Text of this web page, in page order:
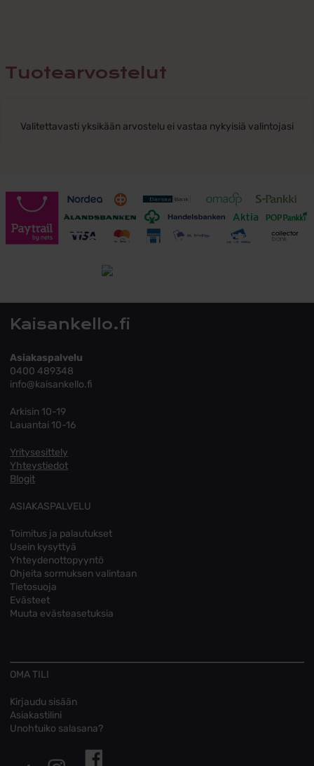
Tuotearvostelut
Valitettavasti yksikään arvostelu ei vastaa nykyisiä valintojasi
Toimitusehdot
Kaisankello.fi
Asiakaspalvelu
0400 489348
info@kaisankello.fi
Arkisin 10-19
Lauantai 10-16
Yritysesittely
Yhteystiedot
Blogit
ASIAKASPALVELU
Toimitus ja palautukset
Usein kysyttyä
Yhteydenottopyyntö
Ohjeita sormuksen valintaan
Tietosuoja
Evästeet
Muuta evästeasetuksia
OMA TILI
Kirjaudu sisään
Asiakastilini
Unohtuiko salasana?